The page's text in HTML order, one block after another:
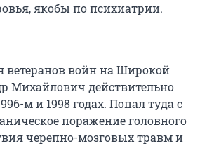
якобы по психиатрии.
ветеранов войн на Широкой
Михайлович действительно
м и 1998 годах. Попал туда с
поражение головного
черепно-мозговых травм и